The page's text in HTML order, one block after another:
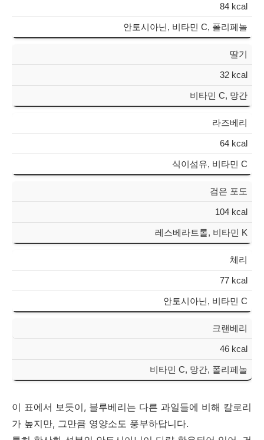
84 kcal
안토시아닌, 비타민 C, 폴리페놀
딸기
32 kcal
비타민 C, 망간
라즈베리
64 kcal
식이섬유, 비타민 C
검은 포도
104 kcal
레스베라트롤, 비타민 K
체리
77 kcal
안토시아닌, 비타민 C
크랜베리
46 kcal
비타민 C, 망간, 폴리페놀
이 표에서 보듯이, 블루베리는 다른 과일들에 비해 칼로리
가 높지만, 그만큼 영양소도 풍부하답니다.